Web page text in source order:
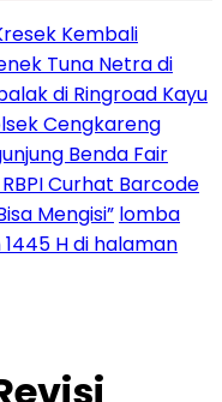
Kembali
Tuna Netra di
di Ringroad Kayu
Cengkareng
Benda Fair
Curhat Barcode
Mengisi” lomba
H di halaman